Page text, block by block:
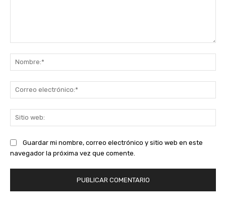
Guardar mi nombre, correo electrónico y sitio web en este
navegador la próxima vez que comente.